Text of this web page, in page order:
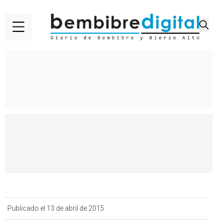
Publicado el 13 de abril de 2015